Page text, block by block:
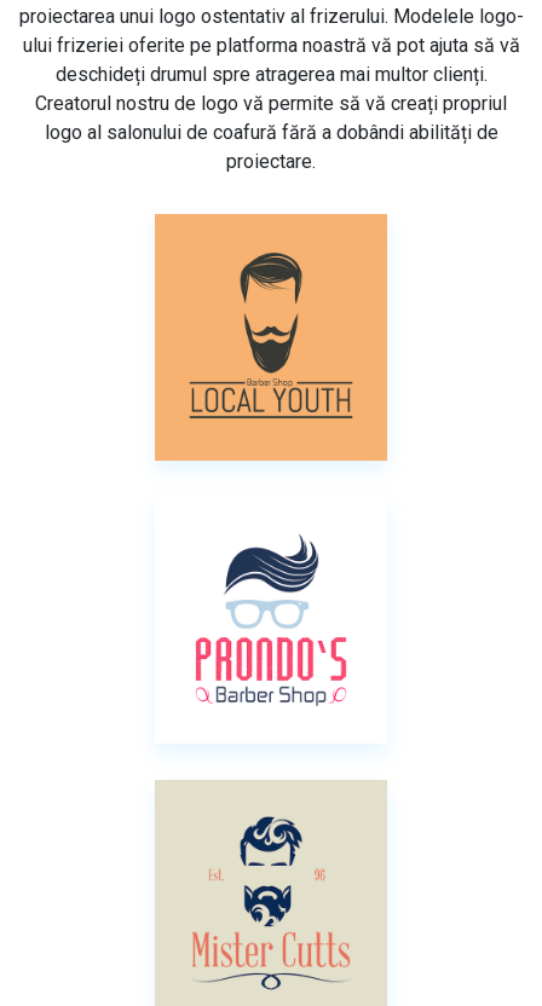
proiectarea unui logo ostentativ al frizerului. Modelele logo-
ului frizeriei oferite pe platforma noastră vă pot ajuta să vă
deschideți drumul spre atragerea mai multor clienți.
Creatorul nostru de logo vă permite să vă creați propriul
logo al salonului de coafură fără a dobândi abilități de
proiectare.